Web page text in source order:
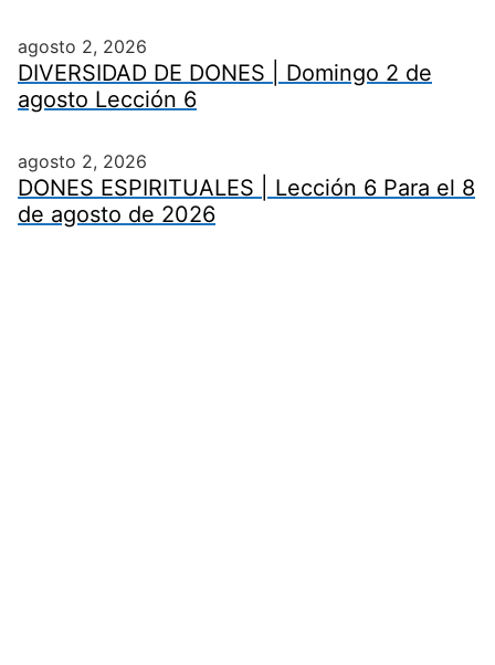
agosto 2, 2026
DIVERSIDAD DE DONES | Domingo 2 de
agosto Lección 6
agosto 2, 2026
DONES ESPIRITUALES | Lección 6 Para el 8
de agosto de 2026